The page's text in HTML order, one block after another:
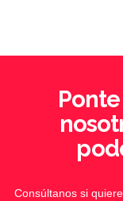
Consúltanos si